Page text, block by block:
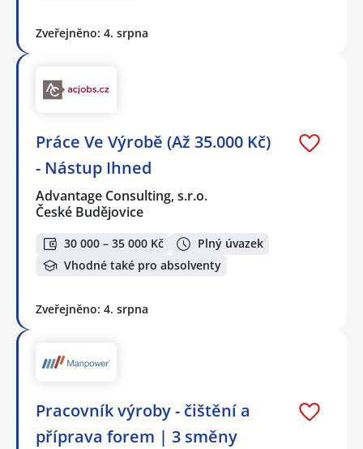
Zveřejněno: 4. srpna
Práce Ve Výrobě (Až 35.000 Kč)
- Nástup Ihned
Advantage Consulting, s.r.o.
České Budějovice
30 000 – 35 000 Kč
Plný úvazek
Vhodné také pro absolventy
Zveřejněno: 4. srpna
Pracovník výroby - čištění a
příprava forem | 3 směny